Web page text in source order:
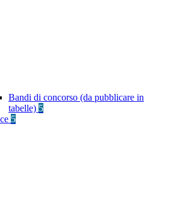
Bandi di concorso (da pubblicare in
tabelle) 5
5